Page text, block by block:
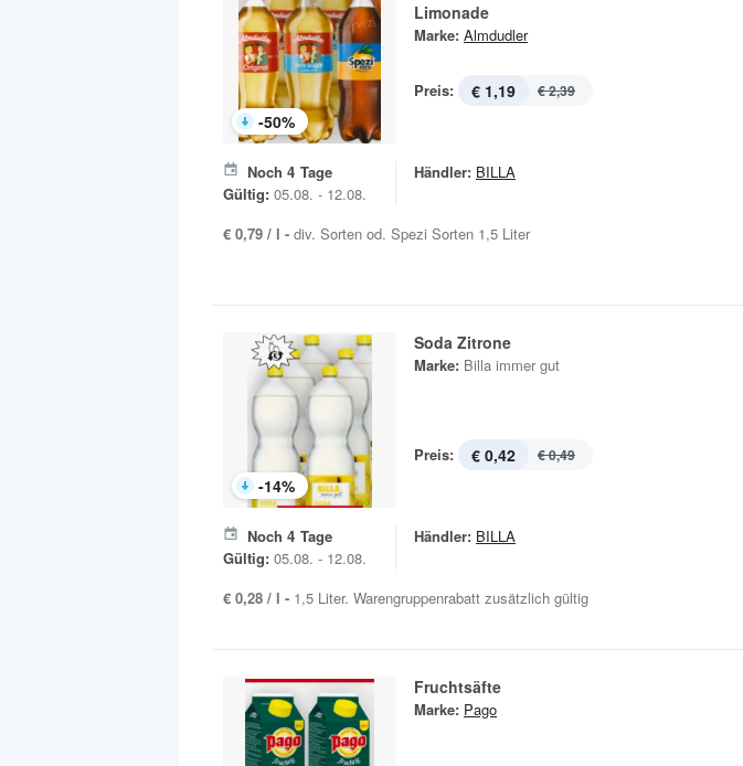
-50%
Limonade
Marke: Almdudler
Preis: € 1,19 € 2,39
Noch 4 Tage
Gültig: 05.08. - 12.08.
Händler: BILLA
€ 0,79 / l - div. Sorten od. Spezi Sorten 1,5 Liter
-14%
Soda Zitrone
Marke: Billa immer gut
Preis: € 0,42 € 0,49
Noch 4 Tage
Gültig: 05.08. - 12.08.
Händler: BILLA
€ 0,28 / l - 1,5 Liter. Warengruppenrabatt zusätzlich gültig
Fruchtsäfte
Marke: Pago